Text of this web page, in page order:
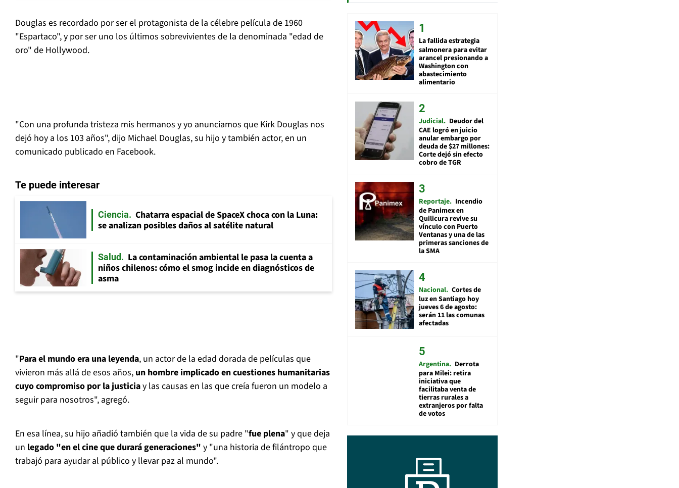
Douglas es recordado por ser el protagonista de la célebre película de 1960
"Espartaco", y por ser uno los últimos sobrevivientes de la denominada "edad de
oro" de Hollywood.
"Con una profunda tristeza mis hermanos y yo anunciamos que Kirk Douglas nos
dejó hoy a los 103 años", dijo Michael Douglas, su hijo y también actor, en un
comunicado publicado en Facebook.
Te puede interesar
Ciencia
Chatarra espacial de SpaceX choca con la Luna:
se analizan posibles daños al satélite natural
Salud
La contaminación ambiental le pasa la cuenta a
niños chilenos: cómo el smog incide en diagnósticos de
asma
"Para el mundo era una leyenda, un actor de la edad dorada de películas que
vivieron más allá de esos años, un hombre implicado en cuestiones humanitarias
cuyo compromiso por la justiciay las causas en las que creía fueron un modelo a
seguir para nosotros", agregó.
En esa línea, su hijo añadió también que la vida de su padre "fue plena" y que deja
un legado "en el cine que durará generaciones" y "una historia de filántropo que
trabajó para ayudar al público y llevar paz al mundo".
La fallida estrategia
salmonera para evitar
arancel presionando a
Washington con
abastecimiento
alimentario
Judicial Deudor del
CAE logró en juicio
anular embargo por
deuda de $27 millones:
Corte dejó sin efecto
cobro de TGR
Reportaje Incendio
de Panimex en
Quilicura revive su
vínculo con Puerto
Ventanas y una de las
primeras sanciones de
la SMA
Nacional Cortes de
luz en Santiago hoy
jueves 6 de agosto:
serán 11 las comunas
afectadas
Argentina Derrota
para Milei: retira
iniciativa que
facilitaba venta de
tierras rurales a
extranjeros por falta
de votos